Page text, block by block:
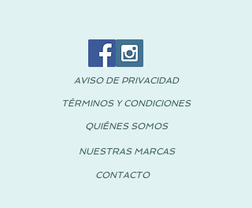
AVISO DE PRIVACIDAD
TÉRMINOS Y CONDICIONES
QUIÉNES SOMOS
NUESTRAS MARCAS
CONTACTO